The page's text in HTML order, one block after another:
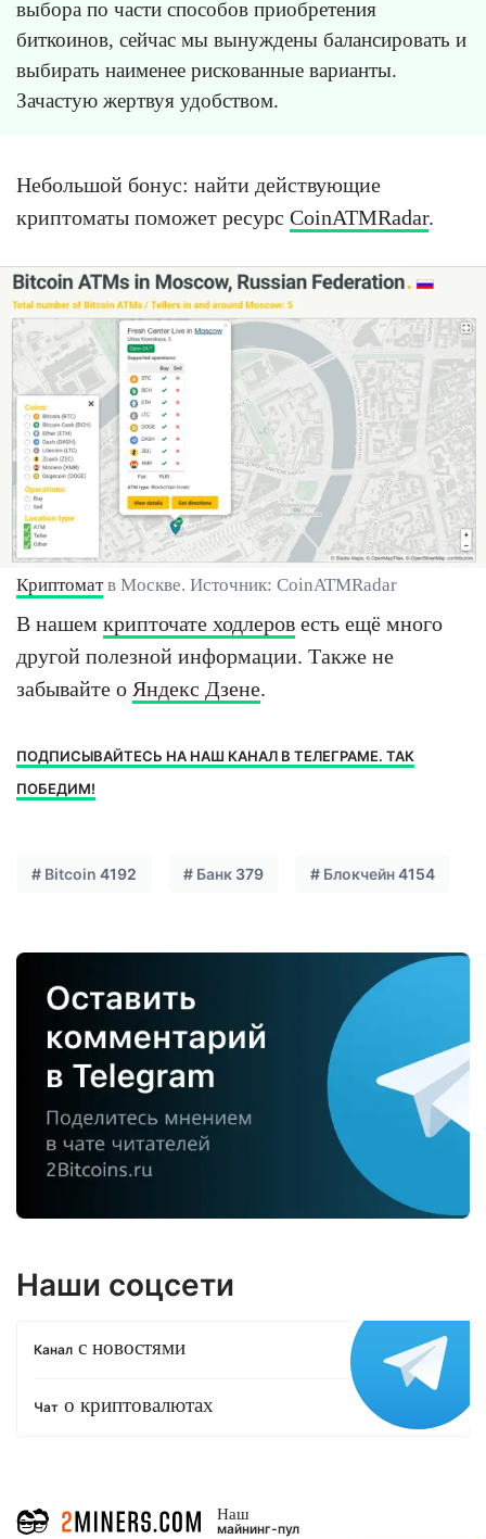
выбора по части способов приобретения
биткоинов, сейчас мы вынуждены балансировать и
выбирать наименее рискованные варианты.
Зачастую жертвуя удобством.
Небольшой бонус: найти действующие
криптоматы поможет ресурс CoinATMRadar.
Криптоматв Москве. Источник: CoinATMRadar
В нашем крипточате ходлеров есть ещё много
другой полезной информации. Также не
забывайте о Яндекс Дзене.
ПОДПИСЫВАЙТЕСЬ НА НАШ КАНАЛ В ТЕЛЕГРАМЕ. ТАК
ПОБЕДИМ!
# Bitcoin 4192 # Банк 379 # Блокчейн4154
Наши соцсети
Канал с новостями
Чат о криптовалютах
Наш
майнинг-пул